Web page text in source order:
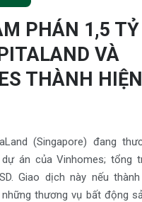
PHÁN 1,5 TỶ
VÀ
THÀNH HIỆN
(Singapore) đang
án của Vinhomes; tổng
Giao dịch này nếu
thương vụ bất động